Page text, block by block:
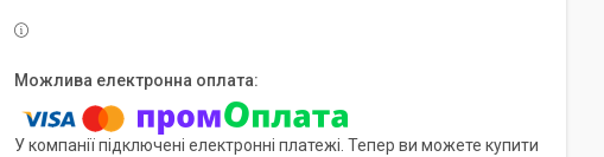
У компанії підключені електронні платежі. Тепер ви можете купити